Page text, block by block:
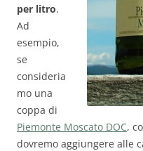
per litro.
Ad
esempio,
se
consideria
mo una
coppa di
Piemonte Moscato DOC,
dovremo aggiungere alle